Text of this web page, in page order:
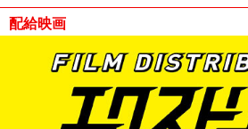
配給映画